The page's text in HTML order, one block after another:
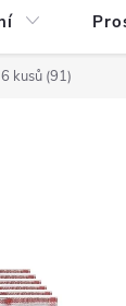
kusů (91)